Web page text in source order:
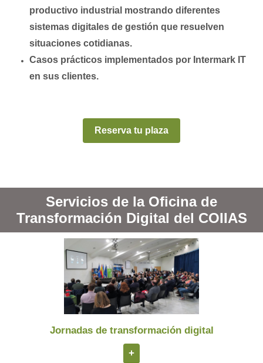
productivo industrial mostrando diferentes
sistemas digitales de gestión que resuelven
situaciones cotidianas.
Casos prácticos implementados por Intermark IT
en sus clientes.
Reserva tu plaza
Servicios de la Oficina de
Transformación Digital del COIIAS
Jornadas de transformación digital
+